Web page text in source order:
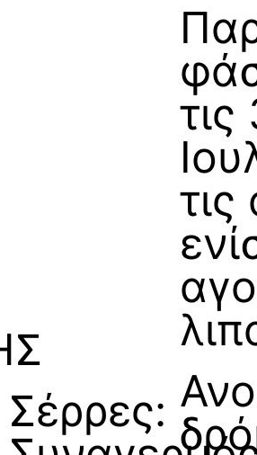
Σέρρες:
τις
τις